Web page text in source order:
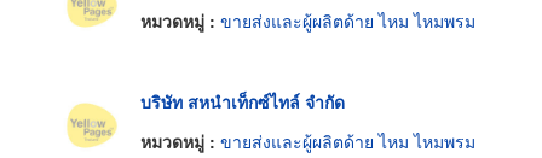
หมวดหมู่ : ขายส่งและผู้ผลิตด้าย ไหม ไหมพรม
บริษัท สหนำเท็กซ์ไทล์ จำกัด
หมวดหมู่ : ขายส่งและผู้ผลิตด้าย ไหม ไหมพรม